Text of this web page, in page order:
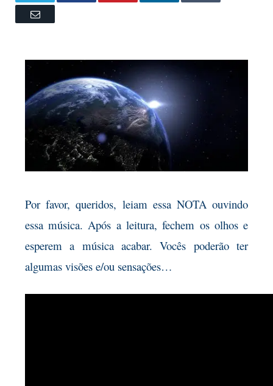
Email
Por favor, queridos, leiam essa NOTA ouvindo
essa música. Após a leitura, fechem os olhos e
esperem a música acabar. Vocês poderão ter
algumas visões e/ou sensações…